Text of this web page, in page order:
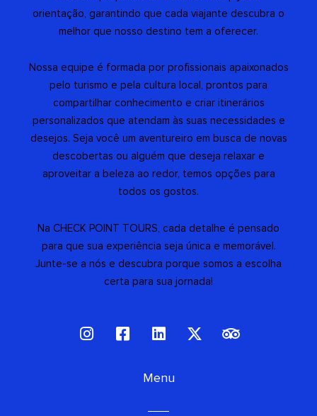
orientação, garantindo que cada viajante descubra o
melhor que nosso destino tem a oferecer.
Nossa equipe é formada por profissionais apaixonados
pelo turismo e pela cultura local, prontos para
compartilhar conhecimento e criar itinerários
personalizados que atendam às suas necessidades e
desejos. Seja você um aventureiro em busca de novas
descobertas ou alguém que deseja relaxar e
aproveitar a beleza ao redor, temos opções para
todos os gostos.
Na CHECK POINT TOURS, cada detalhe é pensado
para que sua experiência seja única e memorável.
Junte-se a nós e descubra porque somos a escolha
certa para sua jornada!
I
F
L
k
d
X
T
Menu